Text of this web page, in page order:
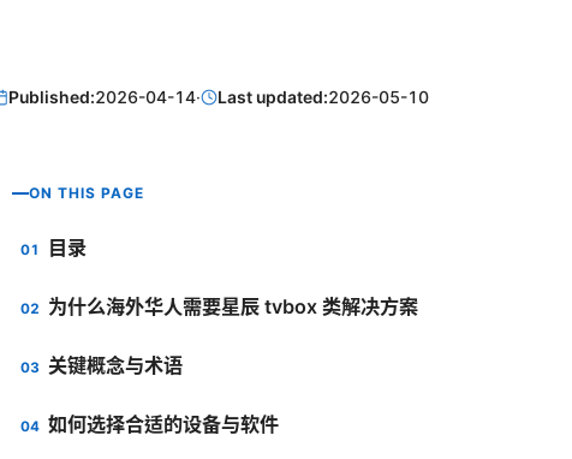
Published:2026-04-14· Last updated:2026-05-10
ON THIS PAGE
目录
为什么海外华人需要星辰 tvbox 类解决方案
关键概念与术语
如何选择合适的设备与软件